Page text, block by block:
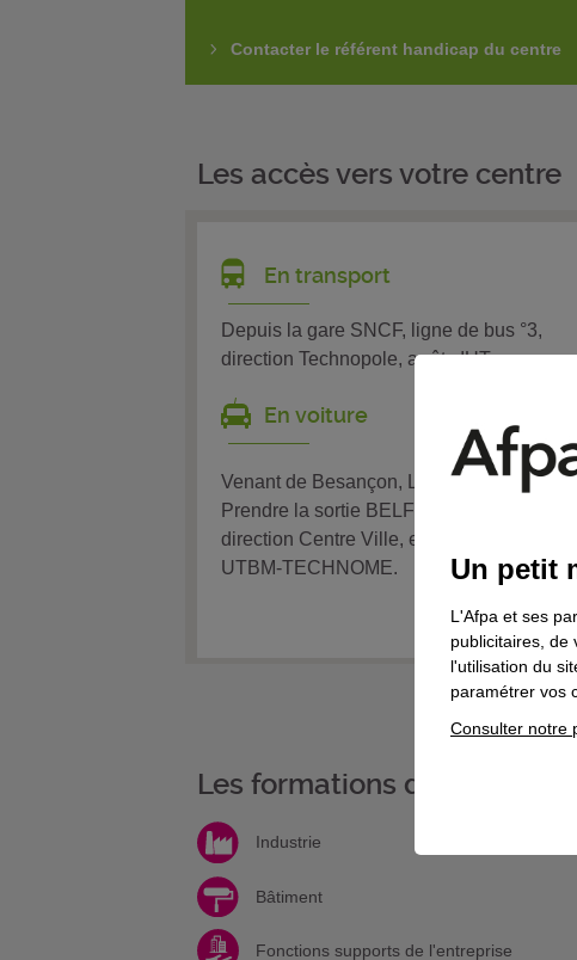
Contacter le référent handicap du centre
Les accès vers votre centre
En transport
Depuis la gare SNCF, ligne de bus °3,
direction Technopole, arrêt : IUT
En voiture
Venant de Besançon, Lyon par l’A36
Prendre la sortie BELFORT Gare, puis
direction Centre Ville, ensuite direction
UTBM-TECHNOME.
Les formations de votre
Industrie
Bâtiment
Fonctions supports de l'entreprise
Un petit
L'Afpa et ses
publicitaires, de
l'utilisation du
paramétrer vos
Consulter notre